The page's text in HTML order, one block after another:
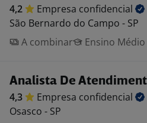
4,2 Empresa confidencial
São Bernardo do Campo - SP
A combinar
Ensino Médio
Analista De
4,3 Empresa confidencial
Osasco - SP